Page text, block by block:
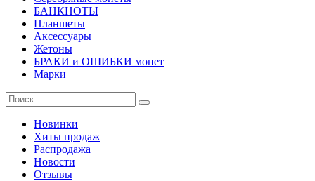
БАНКНОТЫ
Планшеты
Аксессуары
Жетоны
БРАКИ и ОШИБКИ монет
Марки
Новинки
Хиты продаж
Распродажа
Новости
Отзывы